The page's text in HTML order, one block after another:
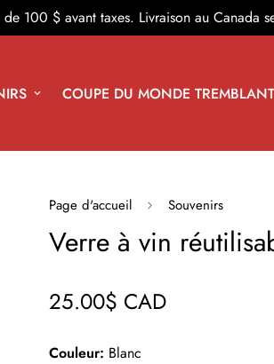
100 $ avant taxes. Livraison au Canada
COUPE DU MONDE TREMBLANT
Page d'accueil Souvenirs
Verre à vin
Prix
25.00$ CAD
Couleur: Blanc